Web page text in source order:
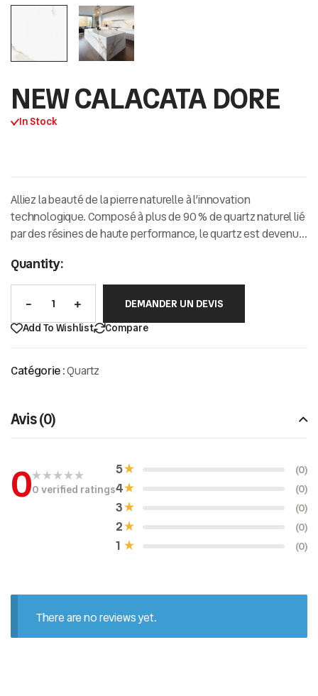
NEW CALACATA DORE
In Stock
Alliez la beauté de la pierre naturelle à l’innovation
technologique.Composé à plus de90 % de quartz naturellié
par des résines de haute performance,le quartz est devenu
contemporains exigeants.
Quantity:
DEMANDER UN DEVIS
Add To Wishlist
Compare
Catégorie :Quartz
Avis (0)
0N
0 verified ratings
1 (0)
2 (0)
3 (0)
4 (0)
5 (0)
There are no reviews yet.